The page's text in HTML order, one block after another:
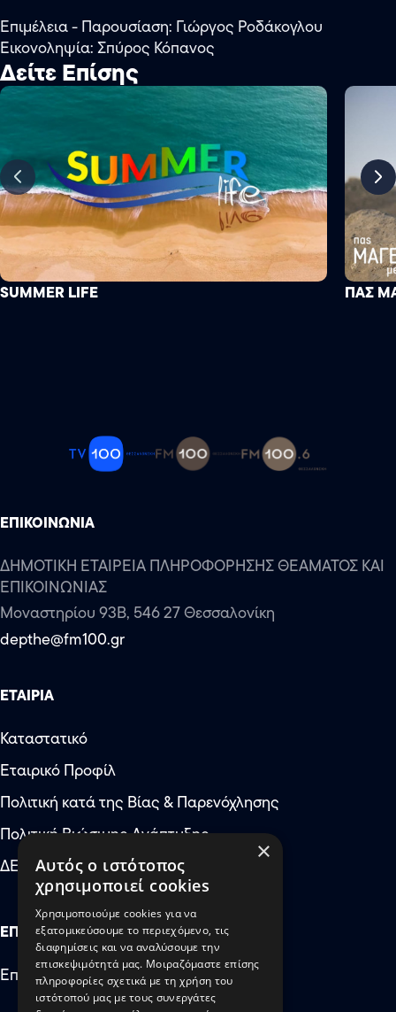
Επιμέλεια - Παρουσίαση: Γιώργος Ροδάκογλου
Εικονοληψία: Σπύρος Κόπανος
Δείτε Επίσης
SUMMER LIFE ΠΑΣ
ΕΠΙΚΟΙΝΩΝΙΑ
ΔΗΜΟΤΙΚΗ ΕΤΑΙΡΕΙΑ ΠΛΗΡΟΦΟΡΗΣΗΣ ΘΕΑΜΑΤΟΣ ΚΑΙ
ΕΠΙΚΟΙΝΩΝΙΑΣ
Μοναστηρίου 93Β, 546 27 Θεσσαλονίκη
depthe@fm100.gr
ΕΤΑΙΡΙΑ
Καταστατικό
Εταιρικό Προφίλ
Πολιτική κατά της Βίας & Παρενόχλησης
Πολιτική Βιώσιμης Ανάπτυξης
ΔΕΠΘΕ: Έκτακτες Ανάγκες
ΕΠΙΚΟΙΝΩΝΙΑ
Επικοινωνήστε μαζί μας
×
Αυτός ο ιστότοπος
χρησιμοποιεί cookies
Χρησιμοποιούμε cookies για να
εξατομικεύσουμε το περιεχόμενο, τις
διαφημίσεις και να αναλύσουμε την
επισκεψιμότητά μας. Μοιραζόμαστε επίσης
πληροφορίες σχετικά με τη χρήση του
ιστότοπού μας με τους συνεργάτες